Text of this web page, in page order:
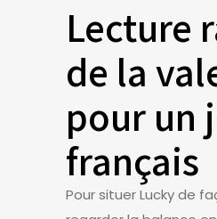
Lecture
de la
pour un
français
Pour situer Lucky de